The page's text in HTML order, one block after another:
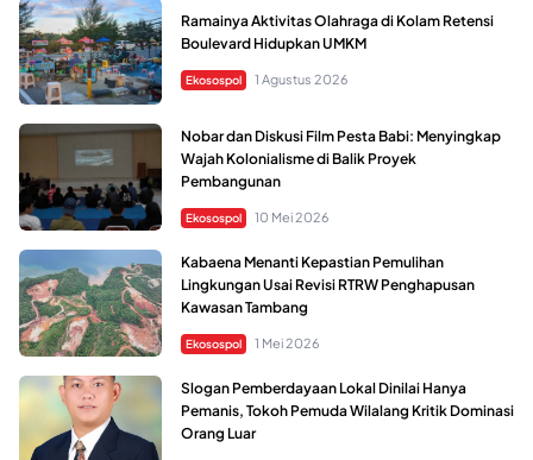
Ramainya Aktivitas Olahraga di Kolam Retensi
Boulevard Hidupkan UMKM
Ekosospol 1 Agustus 2026
Nobar dan Diskusi Film Pesta Babi: Menyingkap
Wajah Kolonialisme di Balik Proyek
Pembangunan
Ekosospol 10 Mei 2026
Kabaena Menanti Kepastian Pemulihan
Lingkungan Usai Revisi RTRW Penghapusan
Kawasan Tambang
Ekosospol 1 Mei 2026
Slogan Pemberdayaan Lokal Dinilai Hanya
Pemanis, Tokoh Pemuda Wilalang Kritik Dominasi
Orang Luar